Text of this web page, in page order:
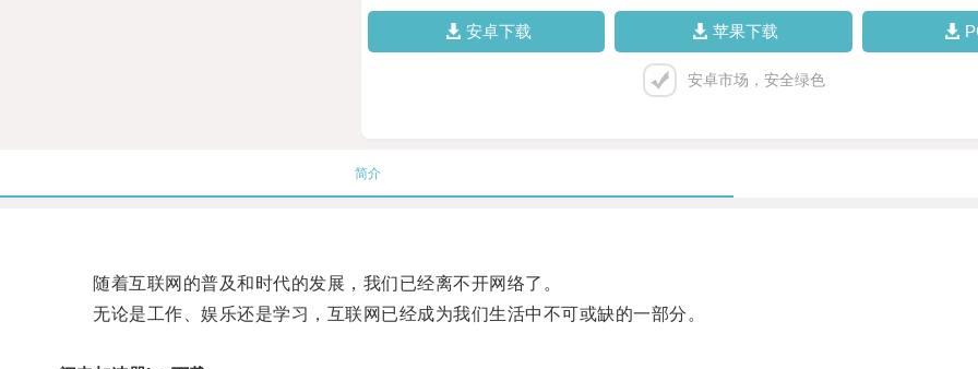
安卓下载 苹果下载
安卓市场，安全绿色
简介
随着互联网的普及和时代的发展，我们已经离不开网络了。
无论是工作、娱乐还是学习，互联网已经成为我们生活中不可或缺的一部分。